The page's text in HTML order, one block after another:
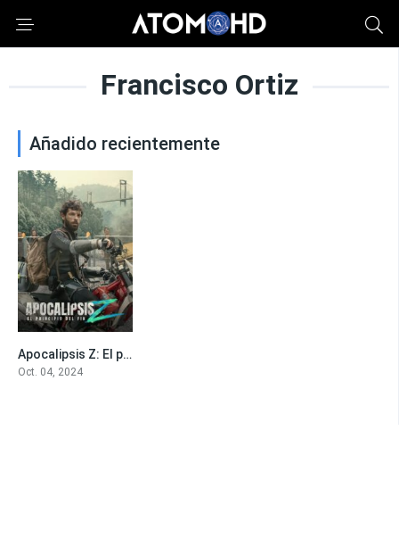
Francisco Ortiz
Añadido recientemente
7Apocalipsis Z: El principio del fin
Oct. 04, 2024